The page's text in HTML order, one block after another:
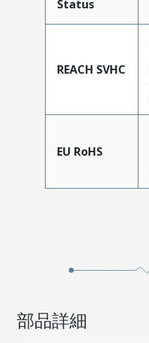
Status
REACH SVHC
EU RoHS
部品詳細